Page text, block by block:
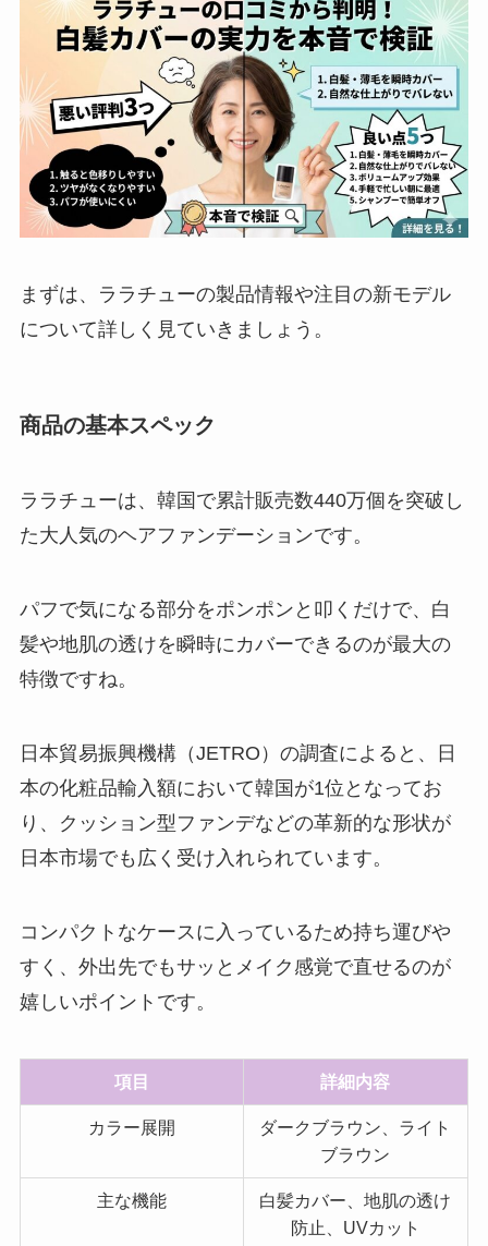
まずは、ララチューの製品情報や注目の新モデル
について詳しく見ていきましょう。
商品の基本スペック
ララチューは、韓国で累計販売数440万個を突破し
た大人気のヘアファンデーションです。
パフで気になる部分をポンポンと叩くだけで、白
髪や地肌の透けを瞬時にカバーできるのが最大の
特徴ですね。
日本貿易振興機構（JETRO）の調査によると、日
本の化粧品輸入額において韓国が1位となってお
り、クッション型ファンデなどの革新的な形状が
日本市場でも広く受け入れられています。
コンパクトなケースに入っているため持ち運びや
すく、外出先でもサッとメイク感覚で直せるのが
嬉しいポイントです。
項目 詳細内容
カラー展開
ダークブラウン、ライト
ブラウン
主な機能
白髪カバー、地肌の透け
防止、UVカット